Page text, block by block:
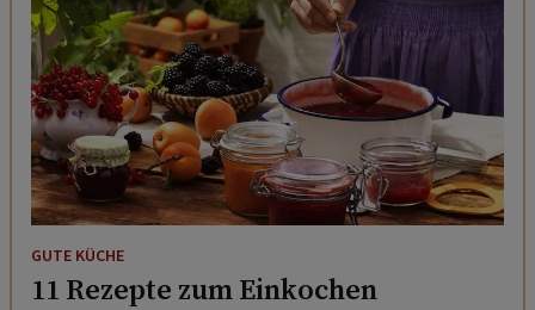
GUTE KÜCHE
11 Rezepte zum Einkochen